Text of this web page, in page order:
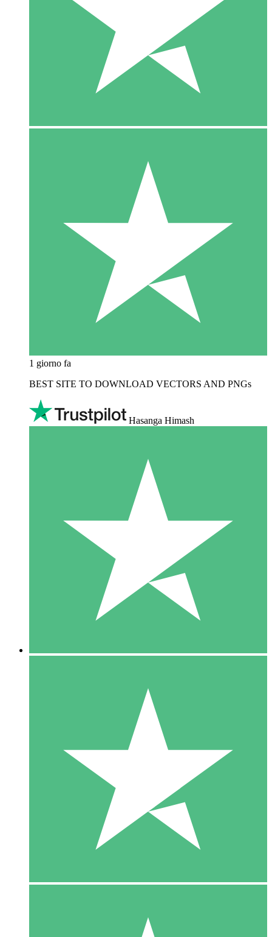
1 giorno fa
BEST SITE TO DOWNLOAD VECTORS AND PNGs
Hasanga Himash